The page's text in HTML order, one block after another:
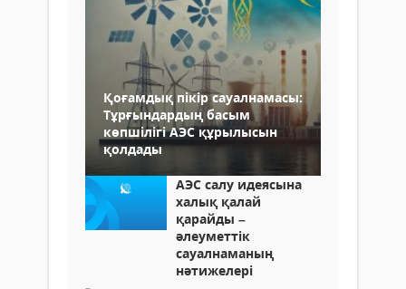
Қоғамдық пікір сауалнамасы:
Тұрғындардың басым
көпшілігі АЭС құрылысын
қолдады
АЭС салу идеясына
халық қалай
қарайды –
әлеуметтік
сауалнаманың
нәтижелері